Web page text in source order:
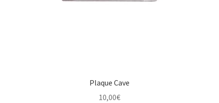
Plaque Cave
10,00€